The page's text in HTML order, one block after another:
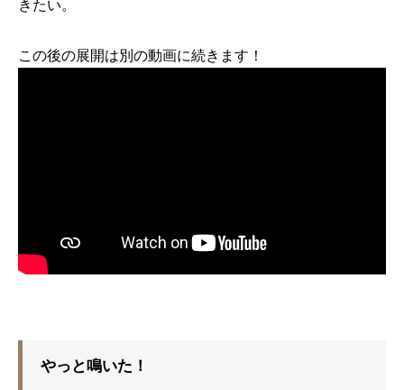
きたい。
この後の展開は別の動画に続きます！
やっと鳴いた！